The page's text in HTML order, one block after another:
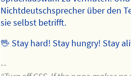
Nichtdeutschsprecher über den
sie selbst betrifft.
🖖 Stay hard! Stay hungry! Stay
--